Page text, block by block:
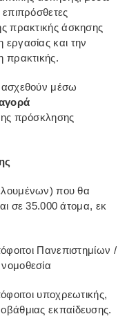
πρακτικής άσκησης
και την
πρακτικής.
μέσω
πρόσκλησης
που θα
σε 35.000 άτομα, εκ
Πανεπιστημίων /
υποχρεωτικής,
εκπαίδευσης.